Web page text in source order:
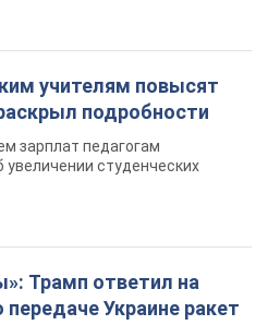
учителям повысят
подробности
зарплат педагогам
студенческих
Трамп ответил на
передаче Украине ракет